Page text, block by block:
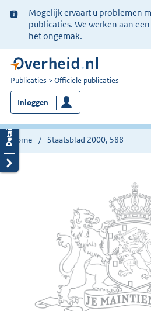
Ter
informatie:
Mogelijk ervaart u problemen
publicaties. We werken aan
het ongemak.
U
bent
nu
hier:
Publicaties Officiële publicaties
Inloggen
Home Staatsblad 2000, 588